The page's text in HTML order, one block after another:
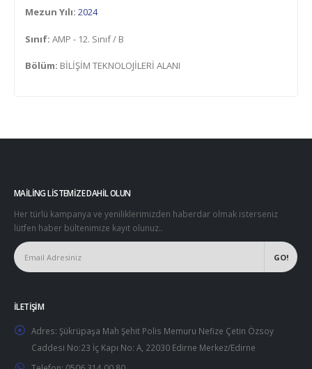
Mezun Yılı: 2024
Sınıf: AMP - 12. Sınıf / B
Bölüm: BİLİŞİM TEKNOLOJİLERİ ALANI
MAILING LISTEMIZE DAHIL OLUN
Her türlü kampanya ve yeniliklerimizden haberdar olmak isterseniz
lütfen haber bültenimize kayıt olunuz..
İLETIŞIM
Adres: Şükrüpaşa Mah Şehit Polis Memuru Nefize Çetin Özsoy
Caddesi No:23 İç Kapı No: A, 22030 Edirne Merkez/Edirne